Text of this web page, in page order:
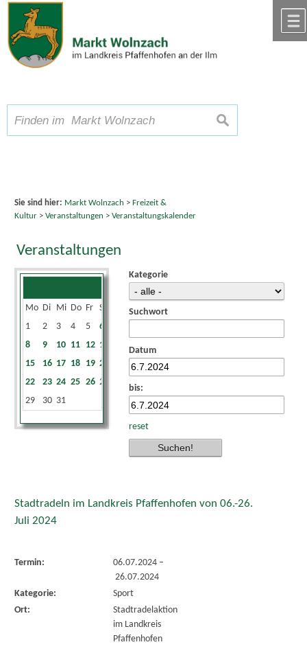
Zum Inhalt,zur Navigation
Schriftgröße A A A suchen
Sie sind hier: Markt Wolnzach > Freizeit &
Kultur> Veranstaltungen > Veranstaltungskalender
Veranstaltungen
Mo Di Mi Do Fr Sa
1
2 3 4 5 6
8
9 10 11 12 13
15
16 17 18 19 20
22
23 24 25 26 27
29
30 31
Kategorie
Suchwort
Datum
bis:
reset
Stadtradeln im Landkreis Pfaffenhofen von 06.-26.
Juli 2024
Termin: 06.07.2024–
26.07.2024
Kategorie:
Sport
Ort:
Stadtradelaktion
im Landkreis
Pfaffenhofen